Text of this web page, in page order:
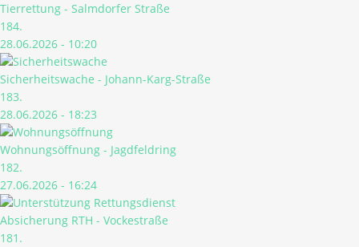
Tierrettung - Salmdorfer Straße
184.
28.06.2026 - 10:20
Sicherheitswache - Johann-Karg-Straße
183.
28.06.2026 - 18:23
Wohnungsöffnung - Jagdfeldring
182.
27.06.2026 - 16:24
Absicherung RTH - Vockestraße
181.